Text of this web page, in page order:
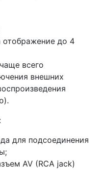
отображение до 4
всего
внешних
для подсоединения
AV (RCA jack)